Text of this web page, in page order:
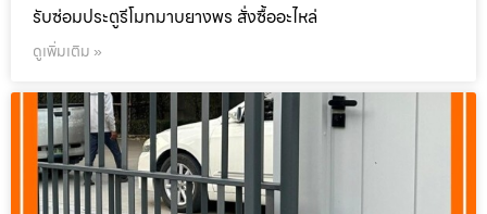
รับซ่อมประตูรีโมทมาบยางพร สั่งซื้ออะไหล่
ดูเพิ่มเติม »